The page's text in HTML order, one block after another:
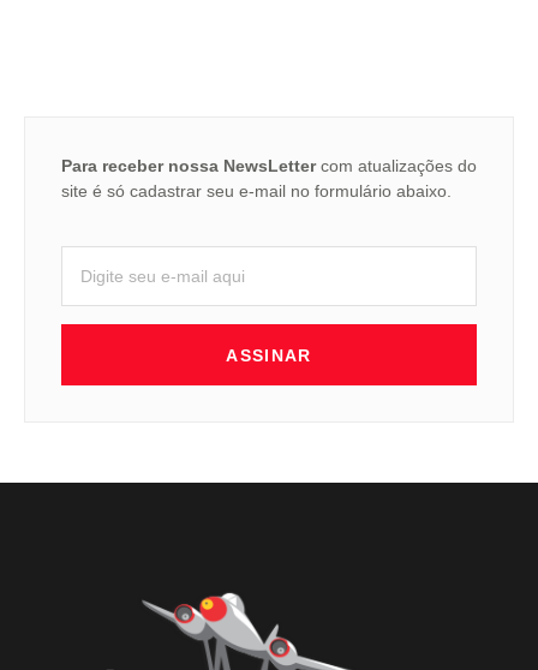
Para receber nossa NewsLettercom atualizações do
site é só cadastrar seu e-mail no formulário abaixo.
ASSINAR